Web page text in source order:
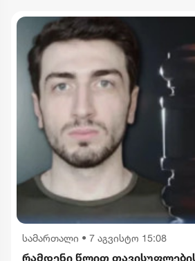
სამართალი • 7 აგვისტო 15:08
რამდენი წლით